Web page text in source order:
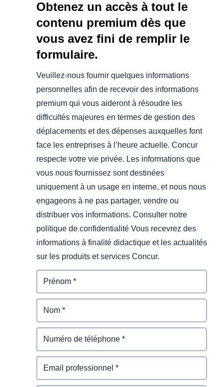
Obtenez un accès à tout le
contenu premium dès que
vous avez fini de remplir le
formulaire.
Veuillez-nous fournir quelques informations
personnelles afin de recevoir des informations
premium qui vous aideront à résoudre les
difficultés majeures en termes de gestion des
déplacements et des dépenses auxquelles font
face les entreprises à l’heure actuelle. Concur
respecte votre vie privée. Les informations que
vous nous fournissez sont destinées
uniquement à un usage en interne, et nous nous
engageons à ne pas partager, vendre ou
distribuer vos informations. Consulter notre
politique de confidentialité Vous recevrez des
informations à finalité didactique et les actualités
sur les produits et services Concur.